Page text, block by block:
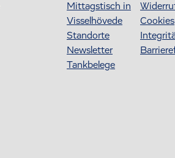
Mittagstisch in
Visselhövede
Standorte
Newsletter
Tankbelege
Cookies